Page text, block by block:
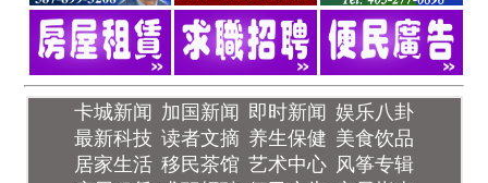
卡城新闻 加国新闻 即时新闻 娱乐八卦
最新科技 读者文摘 养生保健 美食饮品
居家生活 移民茶馆 艺术中心 风筝专辑